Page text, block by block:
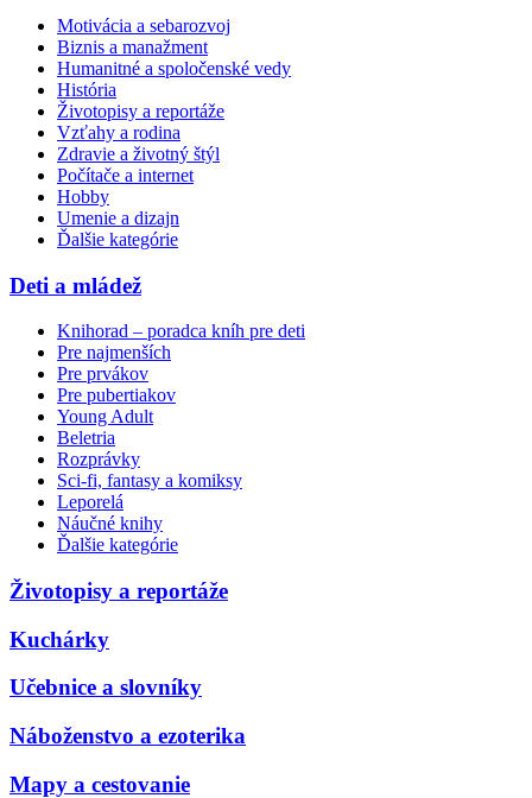
Motivácia a sebarozvoj
Biznis a manažment
Humanitné a spoločenské vedy
História
Životopisy a reportáže
Vzťahy a rodina
Zdravie a životný štýl
Počítače a internet
Hobby
Umenie a dizajn
Ďalšie kategórie
Deti a mládež
Knihorad – poradca kníh pre deti
Pre najmenších
Pre prvákov
Pre pubertiakov
Young Adult
Beletria
Rozprávky
Sci-fi, fantasy a komiksy
Leporelá
Náučné knihy
Ďalšie kategórie
Životopisy a reportáže
Kuchárky
Učebnice a slovníky
Náboženstvo a ezoterika
Mapy a cestovanie